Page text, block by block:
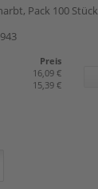
Pack 100 Stück
Preis
16,09 €
15,39 €